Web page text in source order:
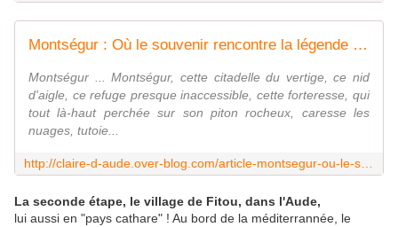
Montségur : Où le souvenir rencontre la légende - Le blog de Clairedelune
Montségur ... Montségur, cette citadelle du vertige, ce nid
d'aigle, ce refuge presque inaccessible, cette forteresse, qui
tout là-haut perchée sur son piton rocheux, caresse les
nuages, tutoie...
La seconde étape, le village de Fitou, dans l'Aude,
lui aussi en "pays cathare" ! Au bord de la méditerrannée, le